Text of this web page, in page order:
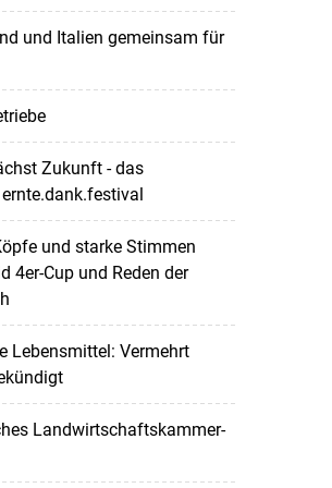
und Italien gemeinsam für
Zukunft - das
und starke Stimmen
4er-Cup und Reden der
Lebensmittel: Vermehrt
Landwirtschaftskammer-